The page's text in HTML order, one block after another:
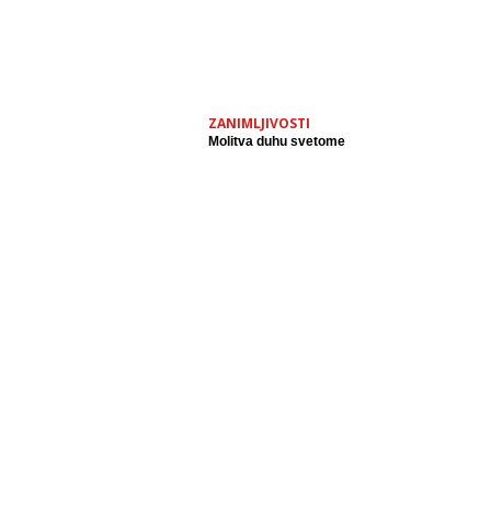
ZANIMLJIVOSTI
Molitva duhu svetome